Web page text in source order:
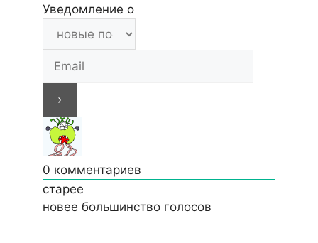
Уведомление о
0 комментариев
старее
новее большинство голосов